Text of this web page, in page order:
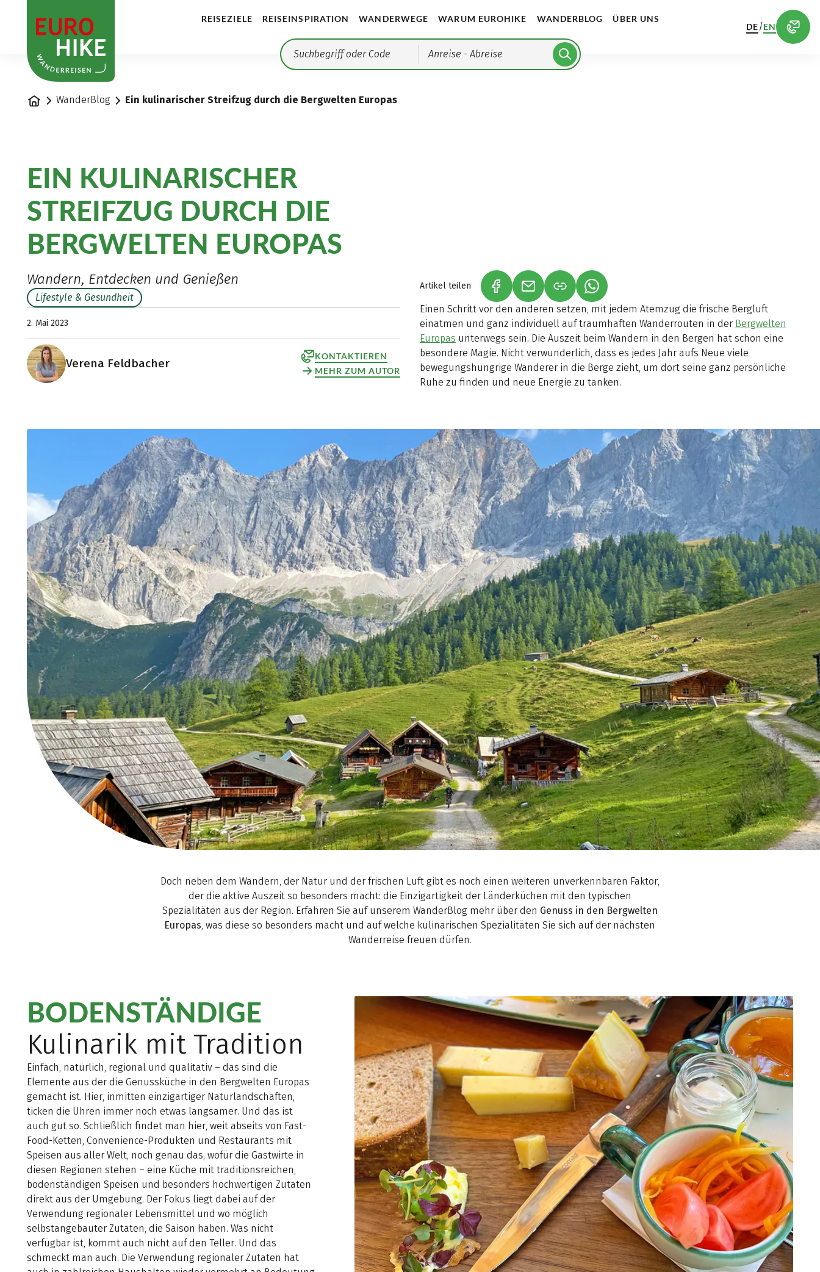
REISEZIELE REISEINSPIRATION WANDERWEGE WARUM EUROHIKE WANDERBLOG ÜBER UNS
Anreise - Abreise
DE/EN
StartseiteWanderBlog Ein kulinarischer Streifzug durch die Bergwelten Europas
EIN KULINARISCHER
STREIFZUG DURCH DIE
BERGWELTEN EUROPAS
Wandern, Entdecken und Genießen
Lifestyle & Gesundheit
2. Mai 2023
Verena Feldbacher
KONTAKTIEREN
MEHR ZUM AUTOR
Artikel teilen (LINK ÖFFNET IN NEUEM TAB)
(LINK ÖFFNET IN NEUEM TAB)
(LINK ÖFFNET IN NEUEM TAB)
Einen Schritt vor den anderen setzen, mit jedem Atemzug die frische Bergluft
einatmen und ganz individuell auf traumhaften Wanderrouten in der Bergwelten
Europas unterwegs sein. Die Auszeit beim Wandern in den Bergen hat schon eine
besondere Magie. Nicht verwunderlich, dass es jedes Jahr aufs Neue viele
bewegungshungrige Wanderer in die Berge zieht, um dort seine ganz persönliche
Ruhe zu finden und neue Energie zu tanken.
Doch neben dem Wandern, der Natur und der frischen Luft gibt es noch einen weiteren unverkennbaren Faktor,
der die aktive Auszeit so besonders macht: die Einzigartigkeit der Länderküchen mit den typischen
Spezialitäten aus der Region. Erfahren Sie auf unserem WanderBlog mehr über den Genuss in den Bergwelten
Europas , was diese so besonders macht und auf welche kulinarischen Spezialitäten Sie sich auf der nächsten
Wanderreise freuen dürfen.
BODENSTÄNDIGE
Kulinarik mit Tradition
Einfach, natürlich, regional und qualitativ – das sind die
Elemente aus der die Genussküche in den Bergwelten Europas
gemacht ist. Hier, inmitten einzigartiger Naturlandschaften,
ticken die Uhren immer noch etwas langsamer. Und das ist
auch gut so. Schließlich findet man hier, weit abseits von Fast-
Food-Ketten, Convenience-Produkten und Restaurants mit
Speisen aus aller Welt, noch genau das, wofür die Gastwirte in
diesen Regionen stehen – eine Küche mit traditionsreichen,
bodenständigen Speisen und besonders hochwertigen Zutaten
direkt aus der Umgebung. Der Fokus liegt dabei auf der
Verwendung regionaler Lebensmittel und wo möglich
selbstangebauter Zutaten, die Saison haben. Was nicht
verfügbar ist, kommt auch nicht auf den Teller. Und das
schmeckt man auch. Die Verwendung regionaler Zutaten hat